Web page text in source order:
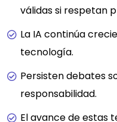
válidas si respetan
La IA continúa
tecnología.
Persisten debates
responsabilidad.
El avance de estas